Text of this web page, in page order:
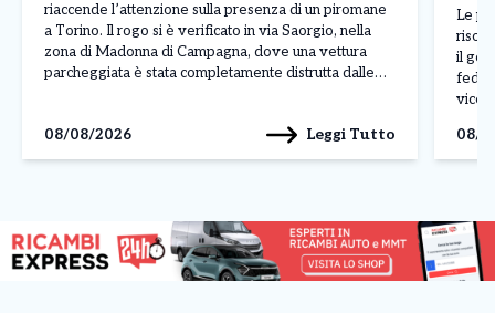
riaccende l’attenzione sulla presenza di un piromane
a Torino. Il rogo si è verificato in via Saorgio, nella
zona di Madonna di Campagna, dove una vettura
parcheggiata è stata completamente distrutta dalle
l’intervento […]
08/08/2026 Leggi Tutto
Le
il
08/